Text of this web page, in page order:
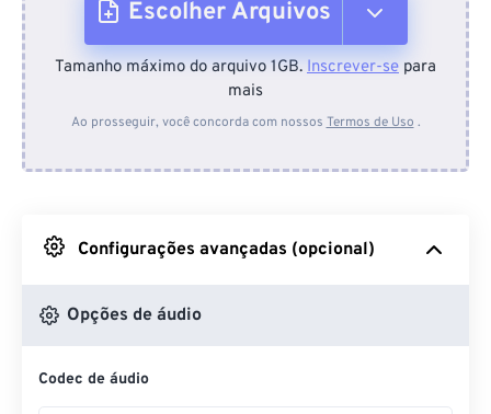
Escolher Arquivos
Do dispositivo
Do Google Drive
Do OneDrive
Tamanho máximo do arquivo 1GB. Inscrever-se para
mais
Ao prosseguir, você concorda com nossos Termos de Uso .
Configurações avançadas (opcional)
Opções de áudio
Codec de áudio